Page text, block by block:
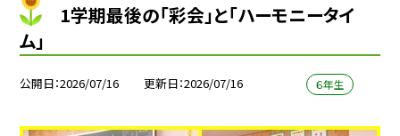
1学期最後の「彩会」と「ハーモニータイ
ム」
公開日 2026/07/16 更新日 2026/07/16 ６年生